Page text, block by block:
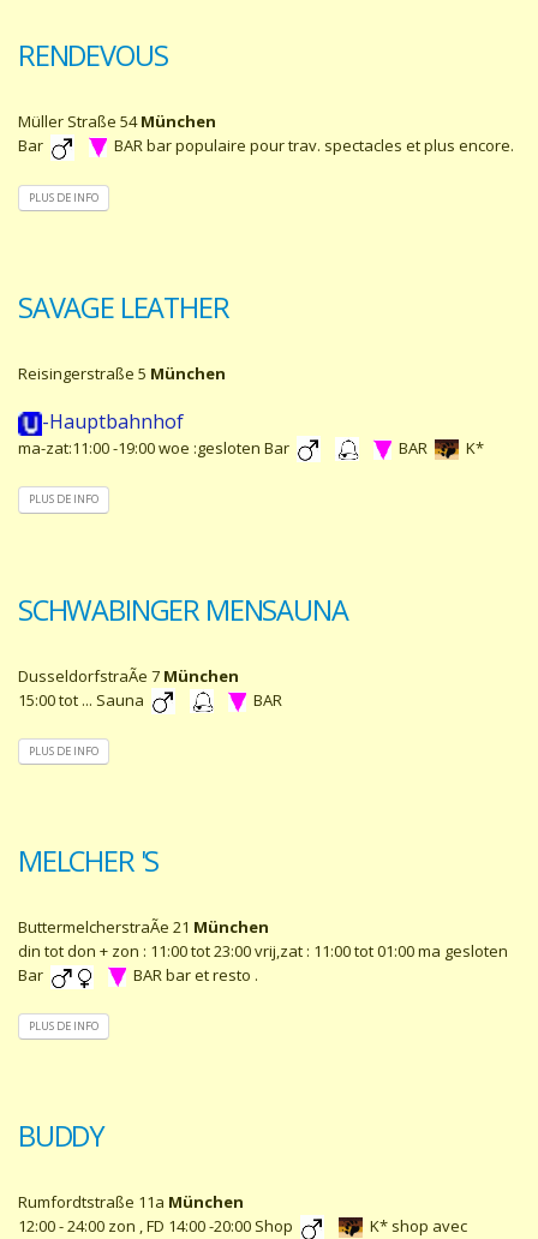
RENDEVOUS
Müller Straße 54München
Bar
BAR bar populaire pour trav. spectacles et plus encore.
PLUS DE INFO
SAVAGE LEATHER
Reisingerstraße 5 München
-Hauptbahnhof
ma-zat:11:00 -19:00 woe :gesloten Bar BAR K*
PLUS DE INFO
SCHWABINGER MENSAUNA
DusseldorfstraÃe 7 München
15:00 tot ... Sauna
BAR
PLUS DE INFO
MELCHER 'S
ButtermelcherstraÃe 21 München
din tot don + zon : 11:00 tot 23:00 vrij,zat : 11:00 tot 01:00 ma gesloten
Bar
BAR bar et resto .
PLUS DE INFO
BUDDY
Rumfordtstraße 11a München
12:00 - 24:00 zon , FD 14:00 -20:00 Shop
K* shop avec